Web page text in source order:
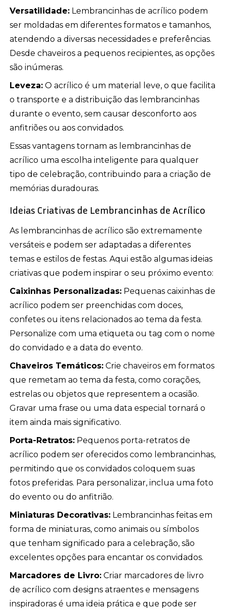
Versatilidade: Lembrancinhas de acrílico podem
ser moldadas em diferentes formatos e tamanhos,
atendendo a diversas necessidades e preferências.
Desde chaveiros a pequenos recipientes, as opções
são inúmeras.
Leveza: O acrílico é um material leve, o que facilita
o transporte e a distribuição das lembrancinhas
durante o evento, sem causar desconforto aos
anfitriões ou aos convidados.
Essas vantagens tornam as lembrancinhas de
acrílico uma escolha inteligente para qualquer
tipo de celebração, contribuindo para a criação de
memórias duradouras.
Ideias Criativas de Lembrancinhas de Acrílico
As lembrancinhas de acrílico são extremamente
versáteis e podem ser adaptadas a diferentes
temas e estilos de festas. Aqui estão algumas ideias
criativas que podem inspirar o seu próximo evento:
Caixinhas Personalizadas: Pequenas caixinhas de
acrílico podem ser preenchidas com doces,
confetes ou itens relacionados ao tema da festa.
Personalize com uma etiqueta ou tag com o nome
do convidado e a data do evento.
Chaveiros Temáticos: Crie chaveiros em formatos
que remetam ao tema da festa, como corações,
estrelas ou objetos que representem a ocasião.
Gravar uma frase ou uma data especial tornará o
item ainda mais significativo.
Porta-Retratos: Pequenos porta-retratos de
acrílico podem ser oferecidos como lembrancinhas,
permitindo que os convidados coloquem suas
fotos preferidas. Para personalizar, inclua uma foto
do evento ou do anfitrião.
Miniaturas Decorativas: Lembrancinhas feitas em
forma de miniaturas, como animais ou símbolos
que tenham significado para a celebração, são
excelentes opções para encantar os convidados.
Marcadores de Livro: Criar marcadores de livro
de acrílico com designs atraentes e mensagens
inspiradoras é uma ideia prática e que pode ser